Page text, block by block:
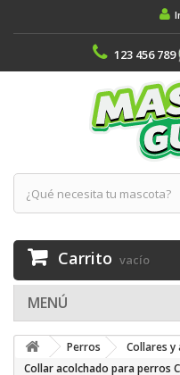
123 456 789
Carrito vacío
MENÚ
Perros Collares y
Collar acolchado para perros